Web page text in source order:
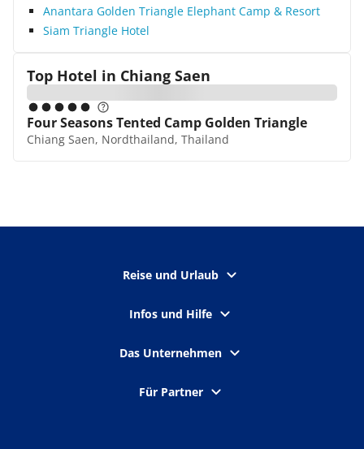
Anantara Golden Triangle Elephant Camp & Resort
Siam Triangle Hotel
Top Hotel in Chiang Saen
Four Seasons Tented Camp Golden Triangle
Chiang Saen, Nordthailand, Thailand
Reise und Urlaub
Infos und Hilfe
Das Unternehmen
Für Partner